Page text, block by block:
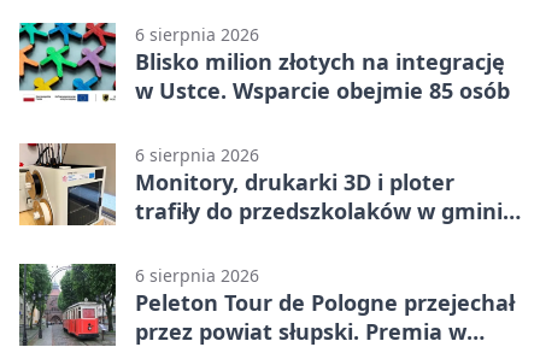
6 sierpnia 2026
Blisko milion złotych na integrację
w Ustce. Wsparcie obejmie 85 osób
6 sierpnia 2026
Monitory, drukarki 3D i ploter
trafiły do przedszkolaków w gminie
6 sierpnia 2026
Peleton Tour de Pologne przejechał
przez powiat słupski. Premia w